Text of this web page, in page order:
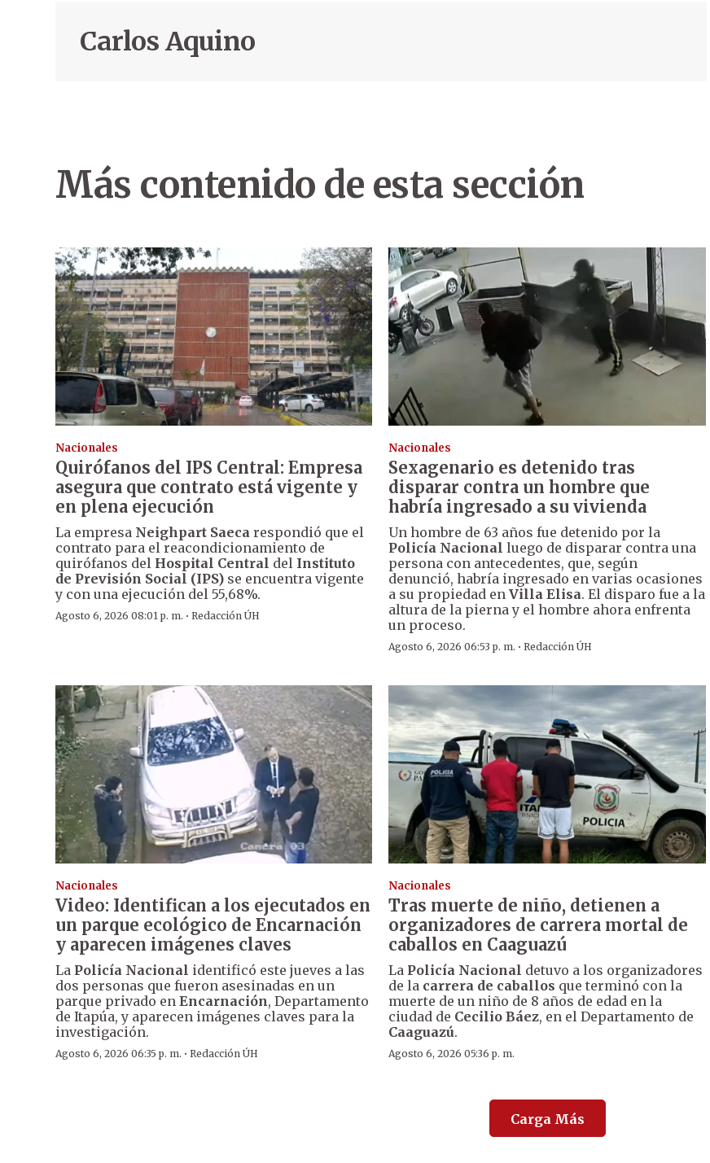
Carlos Aquino
Más contenido de esta sección
Nacionales
Quirófanos del IPS Central: Empresa
asegura que contrato está vigente y
en plena ejecución
La empresa Neighpart Saeca respondió que el
contrato para el reacondicionamiento de
quirófanos del Hospital Central del Instituto
de Previsión Social (IPS) se encuentra vigente
y con una ejecución del 55,68%.
Agosto 6, 2026 08:01 p. m. · Redacción ÚH
Nacionales
Sexagenario es detenido tras
disparar contra un hombre que
habría ingresado a su vivienda
Un hombre de 63 años fue detenido por la
Policía Nacional luego de disparar contra una
persona con antecedentes, que, según
denunció, habría ingresado en varias ocasiones
a su propiedad enVilla Elisa. El disparo fue a la
altura de la pierna y el hombre ahora enfrenta
un proceso.
Agosto 6, 2026 06:53 p. m. ·Redacción ÚH
Nacionales
Video: Identifican a los ejecutados en
un parque ecológico de Encarnación
y aparecen imágenes claves
La Policía Nacional identificó este jueves a las
dos personas que fueron asesinadas en un
parque privado en Encarnación, Departamento
de Itapúa, y aparecen imágenes claves para la
investigación.
Agosto 6, 2026 06:35 p. m. · Redacción ÚH
Nacionales
Tras muerte de niño, detienen a
organizadores de carrera mortal de
caballos en Caaguazú
La Policía Nacional detuvo a los organizadores
de la carrera de caballos que terminó con la
muerte de un niño de 8 años de edad en la
ciudad de Cecilio Báez, en el Departamento de
Caaguazú.
Agosto 6, 2026 05:36 p. m.
Carga Más